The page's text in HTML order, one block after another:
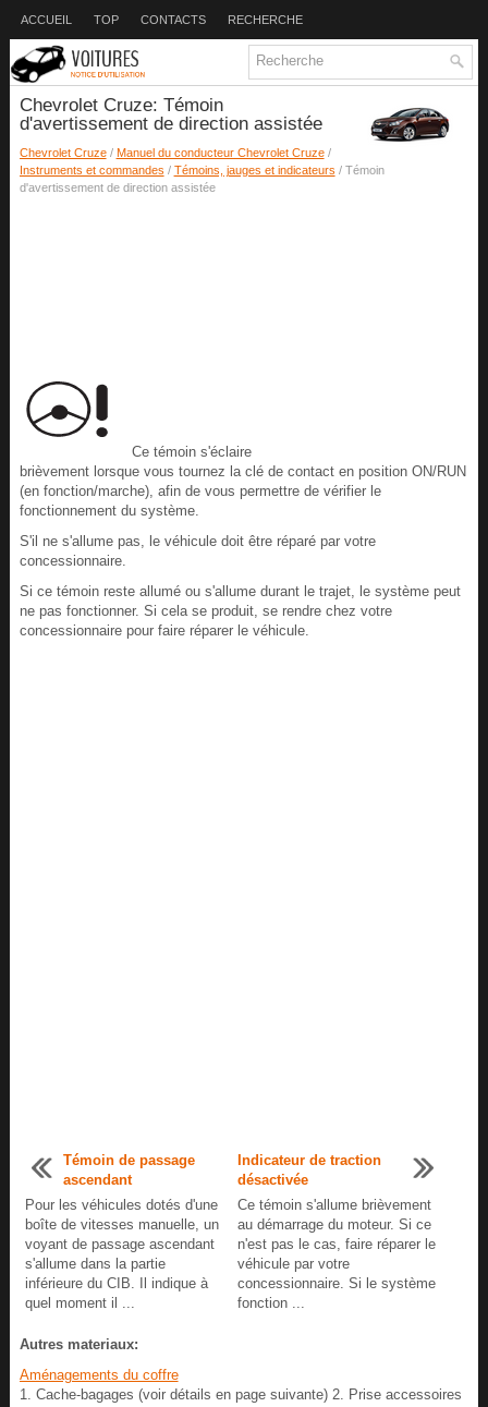
ACCUEIL TOP CONTACTS RECHERCHE
Chevrolet Cruze: Témoin
d'avertissement de direction assistée
Chevrolet Cruze/ Manuel du conducteur Chevrolet Cruze/
Instruments et commandes / Témoins, jauges et indicateurs / Témoin
d'avertissement de direction assistée
Ce témoin s'éclaire
brièvement lorsque vous tournez la clé de contact en position ON/RUN
(en fonction/marche), afin de vous permettre de vérifier le
fonctionnement du système.
S'il ne s'allume pas, le véhicule doit être réparé par votre
concessionnaire.
Si ce témoin reste allumé ou s'allume durant le trajet, le système peut
ne pas fonctionner. Si cela se produit, se rendre chez votre
concessionnaire pour faire réparer le véhicule.
Témoin de passage
ascendant
Pour les véhicules dotés d'une
boîte de vitesses manuelle, un
voyant de passage ascendant
s'allume dans la partie
inférieure du CIB. Il indique à
quel moment il ...
Indicateur de traction
désactivée
Ce témoin s'allume brièvement
au démarrage du moteur. Si ce
n'est pas le cas, faire réparer le
véhicule par votre
concessionnaire. Si le système
fonction ...
Autres materiaux:
Aménagements du coffre
1. Cache-bagages (voir détails en page suivante) 2. Prise accessoires